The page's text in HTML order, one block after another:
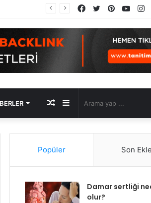
Pinterest
Twitter
Facebook
Kenar
Bölmesi
Rastgele
Makale
Popüler Son
Damar sertliği
olur?